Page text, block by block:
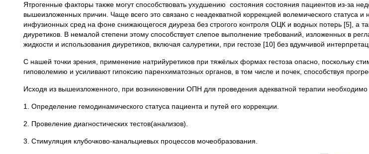
Ятрогенные факторы также могут способствовать ухудшению состояния состояния пациентов из-за
вышеизложенных причин. Чаще всего это связано с неадекватной коррекцией волемического
инфузионных сред на фоне снижающегося диуреза без строгого контроля ОЦК и водных потерь [5], а
диуретиков. В немалой степени этому способствует слепое выполнение требований, изложенных в
жидкости и использования диуретиков, включая салуретики, при гестозе [10] без вдумчивой
С нашей точки зрения, применение натрийуретиков при тяжёлых формах гестоза опасно, поскольку
гиповолемию и усиливают гипоксию паренхиматозных органов, в том числе и почек, способствуя
Исходя из вышеизложенного, при возникновении ОПН для проведения адекватной терапии
1. Определение гемодинамического статуса пациента и путей его коррекции.
2. Провеление диагностических тестов(анализов).
3. Стимуляция клубочково-канальциевых процессов мочеобразования.